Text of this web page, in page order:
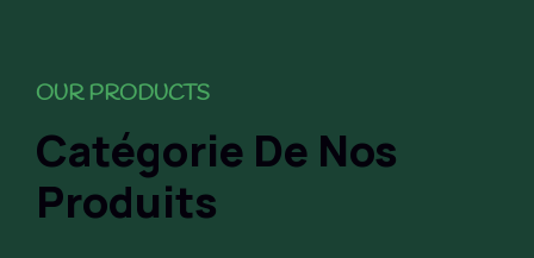
OUR PRODUCTS
Catégorie De Nos
Produits